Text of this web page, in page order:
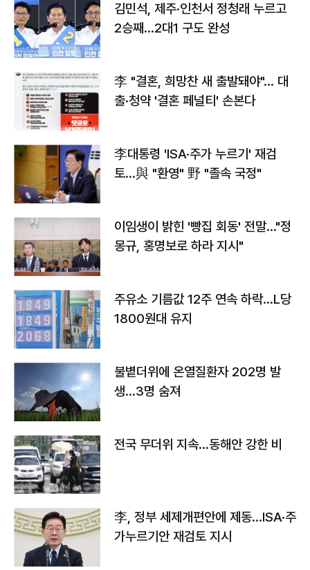
김민석, 제주·인천서 정청래 누르고
2승째…2대1 구도 완성
李 "결혼, 희망찬 새 출발돼야"… 대
출·청약 '결혼 페널티' 손본다
李대통령 'ISA·주가 누르기' 재검
토…與 "환영" 野 "졸속 국정"
이임생이 밝힌 '빵집 회동' 전말…"정
몽규, 홍명보로 하라 지시"
주유소 기름값 12주 연속 하락…L당
1800원대 유지
불볕더위에 온열질환자 202명 발
생…3명 숨져
전국 무더위 지속…동해안 강한 비
李, 정부 세제개편안에 제동…ISA·주
가누르기안 재검토 지시